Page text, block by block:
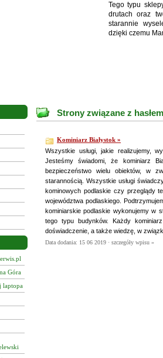
Tego typu
drutach oraz
starannie
dzięki czemu
Góra
laptopa
Strony związane z
Kominiarz Białystok »
Wszystkie usługi, jakie realizujemy,
Jesteśmy świadomi, że kominiarz
bezpieczeństwo wielu obiektów, w
starannością. Wszystkie usługi
kominowych podlaskie czy przeglądy
województwa podlaskiego.
kominiarskie podlaskie wykonujemy w
tego typu budynków. Każdy
doświadczenie, a także wiedzę, w
Data dodania: 15 06 2019 · szczegóły wpisu »